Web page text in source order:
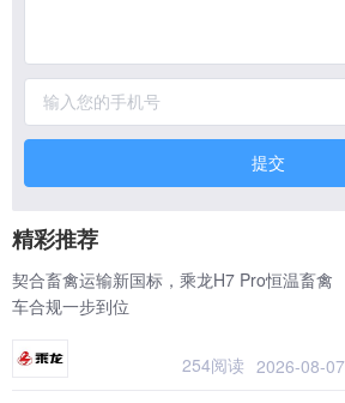
提交
精彩推荐
契合畜禽运输新国标，乘龙H7 Pro恒温畜禽
车合规一步到位
254阅读 2026-08-07